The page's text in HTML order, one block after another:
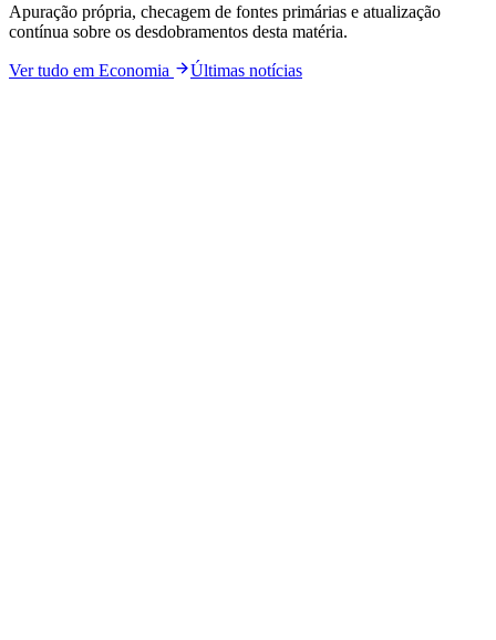
Apuração própria, checagem de fontes primárias e atualização
contínua sobre os desdobramentos desta matéria.
Ver tudo em Economia Últimas notícias